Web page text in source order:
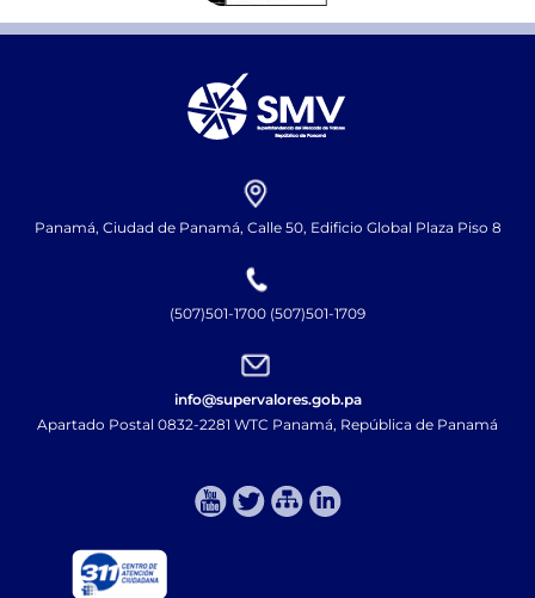
Panamá, Ciudad de Panamá, Calle 50, Edificio Global Plaza Piso 8
(507)501-1700 (507)501-1709
info@supervalores.gob.pa
Apartado Postal 0832-2281 WTC Panamá, República de Panamá​